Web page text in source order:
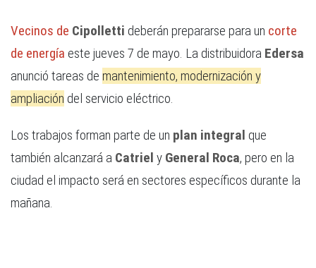
Vecinos de Cipolletti deberán prepararse para un corte
de energía este jueves 7 de mayo. La distribuidora Edersa
anunció tareas de mantenimiento, modernización y
ampliación del servicio eléctrico.
Los trabajos forman parte de un plan integral que
también alcanzará a Catriel y General Roca, pero en la
ciudad el impacto será en sectores específicos durante la
mañana.